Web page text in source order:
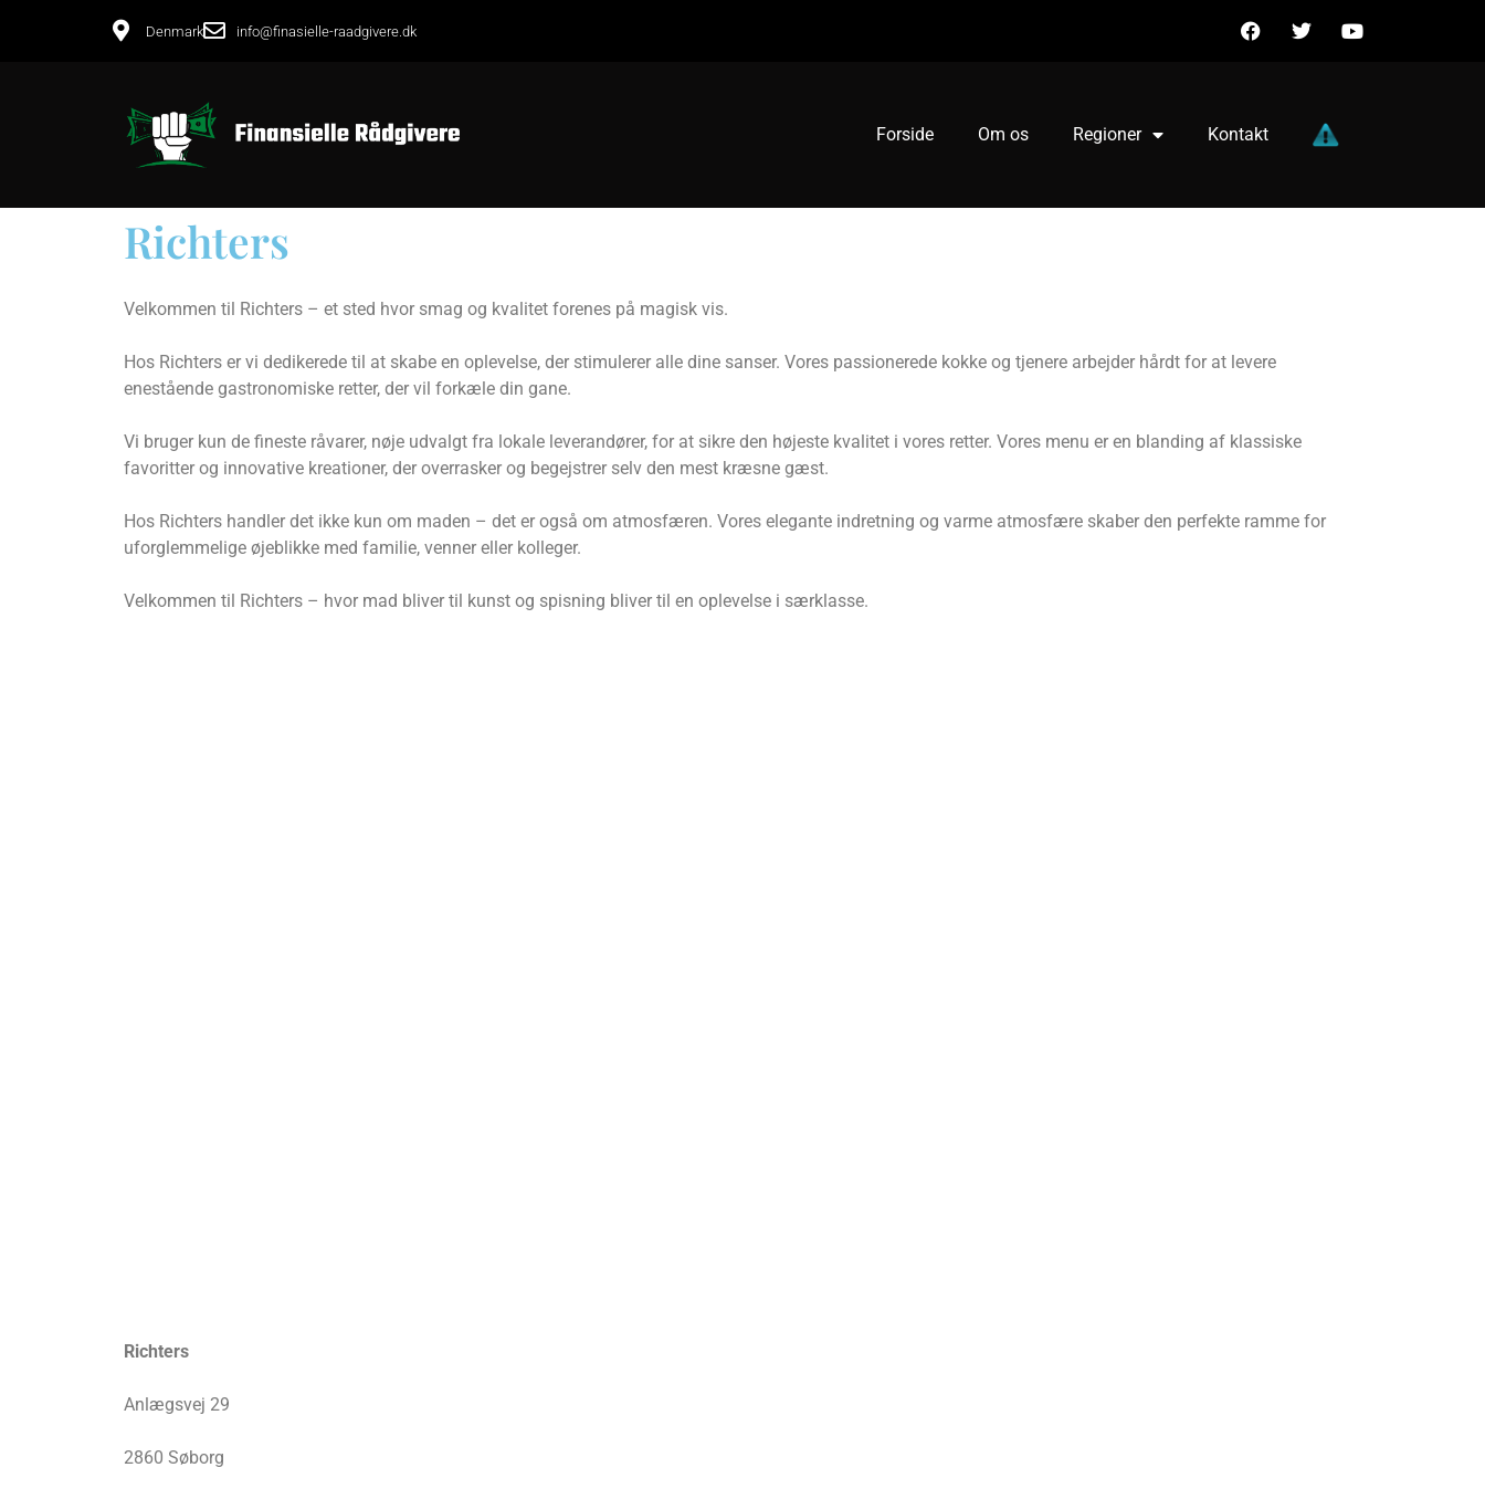
Denmark info@finasielle-raadgivere.dk
Forside Om os Regioner Kontakt
Richters
Velkommen til Richters – et sted hvor smag og kvalitet forenes på magisk vis.
Hos Richters er vi dedikerede til at skabe en oplevelse, der stimulerer alle dine sanser. Vores passionerede kokke og tjenere arbejder hårdt for at levere
enestående gastronomiske retter, der vil forkæle din gane.
Vi bruger kun de fineste råvarer, nøje udvalgt fra lokale leverandører, for at sikre den højeste kvalitet i vores retter. Vores menu er en blanding af klassiske
favoritter og innovative kreationer, der overrasker og begejstrer selv den mest kræsne gæst.
Hos Richters handler det ikke kun om maden – det er også om atmosfæren. Vores elegante indretning og varme atmosfære skaber den perfekte ramme for
uforglemmelige øjeblikke med familie, venner eller kolleger.
Velkommen til Richters – hvor mad bliver til kunst og spisning bliver til en oplevelse i særklasse.
Richters
Anlægsvej 29
2860 Søborg